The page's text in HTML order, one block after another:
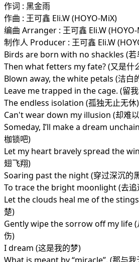
作词 : 黑金雨
作曲 : 王可鑫 Eli.W (HOYO-MiX)
编曲 Arranger : 王可鑫 Eli.W
制作人 Producer : 王可鑫 Eli.W
Birds are born with no shackles (若
Then what fetters my fate? (又是什
Blown away, the white petals (洁白
Leave me trapped in the cage. (留
The endless isolation (孤独无止无休)
Can't wear down my illusion (却难
Someday, I’ll make a dream
枷锁吧)
Let my heart bravely spread the
翅飞翔)
Soaring past the night (穿过深沉的
To trace the bright moonlight (去追
Let the clouds heal me of the
楚)
Gently wipe the sorrow off my life (
伤)
I dream (这是我的梦)